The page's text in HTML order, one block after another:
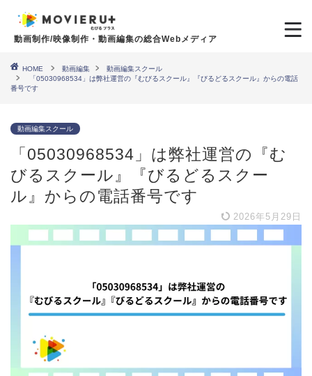
動画制作/映像制作・動画編集の総合Webメディア
HOME 動画編集
動画編集スクール
「05030968534」は弊社運営の『むびるスクール』『びるどるスクール』からの電話
番号です
動画編集スクール
「05030968534」は弊社運営の『む
びるスクール』『びるどるスクー
ル』からの電話番号です
2026年5月29日